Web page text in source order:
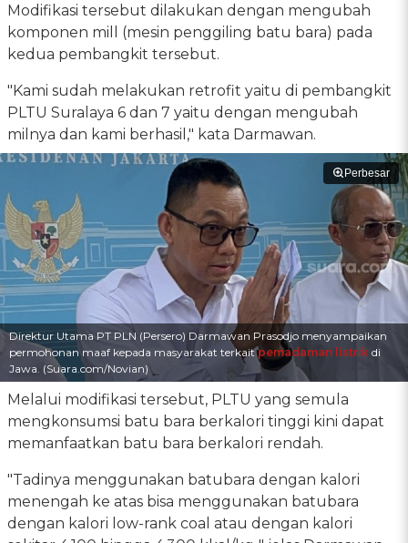
Modifikasi tersebut dilakukan dengan mengubah
komponen mill (mesin penggiling batu bara) pada
kedua pembangkit tersebut.
"Kami sudah melakukan retrofit yaitu di pembangkit
PLTU Suralaya 6 dan 7 yaitu dengan mengubah
milnya dan kami berhasil," kata Darmawan.
Perbesar
Direktur Utama PT PLN (Persero) Darmawan Prasodjo menyampaikan
permohonan maaf kepada masyarakat terkaitpemadaman listrik di
Jawa. (Suara.com/Novian)
Melalui modifikasi tersebut, PLTU yang semula
mengkonsumsi batu bara berkalori tinggi kini dapat
memanfaatkan batu bara berkalori rendah.
"Tadinya menggunakan batubara dengan kalori
menengah ke atas bisa menggunakan batubara
dengan kalori low-rank coal atau dengan kalori